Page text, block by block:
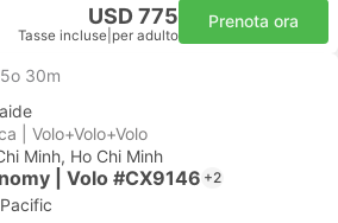
USD 775
Tasse incluse per adulto
Prenota ora
30m
| Volo+Volo+Volo
Minh, Ho Chi Minh
| Volo #CX9146 +2